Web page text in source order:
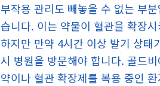
부작용 관리도 빼놓을 수 없는 부
습니다. 이는 약물이 혈관을 확장
하지만 만약 4시간 이상 발기 상
시 병원을 방문해야 합니다. 골드
약이나 혈관 확장제를 복용 중인